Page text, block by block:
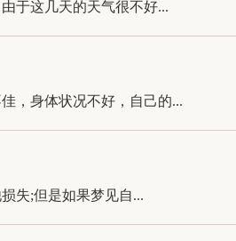
于这几天的天气很不好...
，身体状况不好，自己的...
失;但是如果梦见自...